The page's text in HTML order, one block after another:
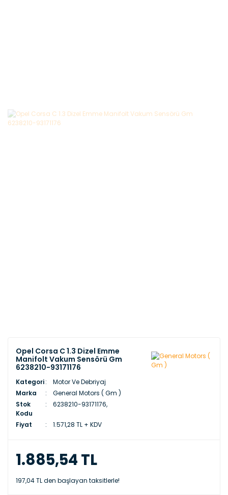
Opel Corsa C 1.3 Dizel Emme
Manifolt Vakum Sensörü Gm
6238210-93171176
Kategori
Motor Ve Debriyaj
Marka
General Motors ( Gm )
Stok
Kodu
6238210-93171176,
Fiyat 1.571,28 TL + KDV
1.885,54 TL
197,04 TL den başlayan taksitlerle!